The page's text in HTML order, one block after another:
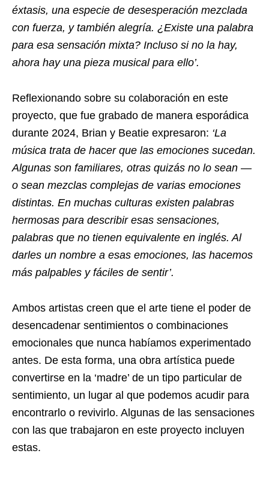
éxtasis, una especie de desesperación mezclada
con fuerza, y también alegría. ¿Existe una palabra
para esa sensación mixta? Incluso si no la hay,
ahora hay una pieza musical para ello’.
Reflexionando sobre su colaboración en este
proyecto, que fue grabado de manera esporádica
durante 2024, Brian y Beatie expresaron: ‘La
música trata de hacer que las emociones sucedan.
Algunas son familiares, otras quizás no lo sean —
o sean mezclas complejas de varias emociones
distintas. En muchas culturas existen palabras
hermosas para describir esas sensaciones,
palabras que no tienen equivalente en inglés. Al
darles un nombre a esas emociones, las hacemos
más palpables y fáciles de sentir’.
Ambos artistas creen que el arte tiene el poder de
desencadenar sentimientos o combinaciones
emocionales que nunca habíamos experimentado
antes. De esta forma, una obra artística puede
convertirse en la ‘madre’ de un tipo particular de
sentimiento, un lugar al que podemos acudir para
encontrarlo o revivirlo. Algunas de las sensaciones
con las que trabajaron en este proyecto incluyen
estas.